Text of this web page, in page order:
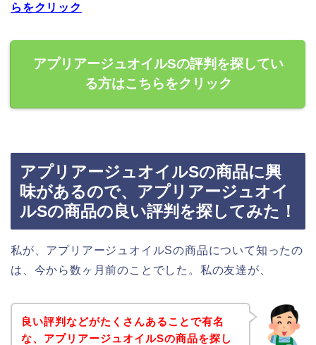
らをクリック
アプリアージュオイルSの評判を探してい
る方はこちらをクリック
アプリアージュオイルSの商品に興
味があるので、アプリアージュオイ
ルSの商品の良い評判を探してみた！
私が、アプリアージュオイルSの商品について知ったの
は、今から数ヶ月前のことでした。私の友達が、
良い評判などがたくさんあることで有名
な、アプリアージュオイルSの商品を探し